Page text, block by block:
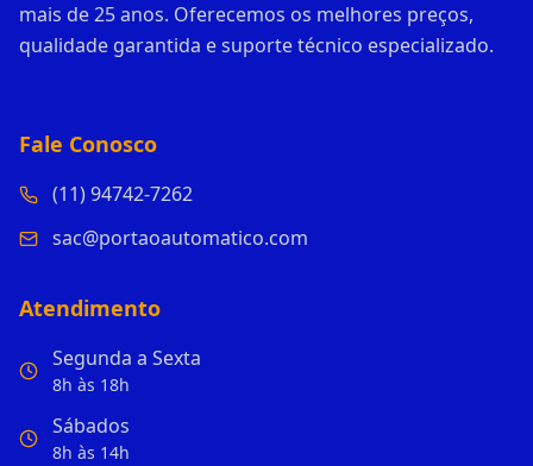
mais de 25 anos. Oferecemos os melhores preços,
qualidade garantida e suporte técnico especializado.
Fale Conosco
(11) 94742-7262
sac@portaoautomatico.com
Atendimento
Segunda a Sexta
8h às 18h
Sábados
8h às 14h